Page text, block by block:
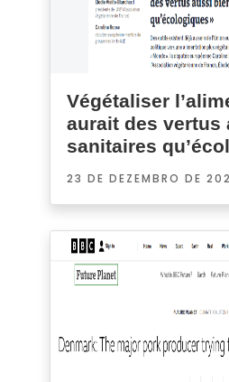
Végétaliser
aurait des vertus
sanitaires
23 DE DEZEMBRO DE